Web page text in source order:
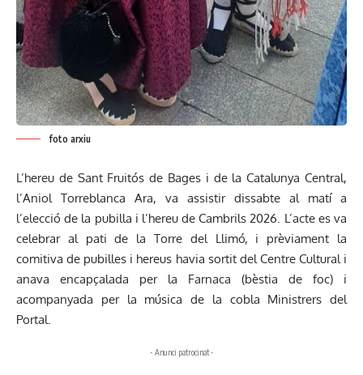
foto arxiu
L’hereu de Sant Fruitós de Bages i de la Catalunya Central,
l’Aniol Torreblanca Ara, va assistir dissabte al matí a
l’elecció de la pubilla i l’hereu de Cambrils 2026. L’acte es va
celebrar al pati de la Torre del Llimó, i prèviament la
comitiva de pubilles i hereus havia sortit del Centre Cultural i
anava encapçalada per la Farnaca (bèstia de foc) i
acompanyada per la música de la cobla Ministrers del
Portal.
- Anunci patrocinat -